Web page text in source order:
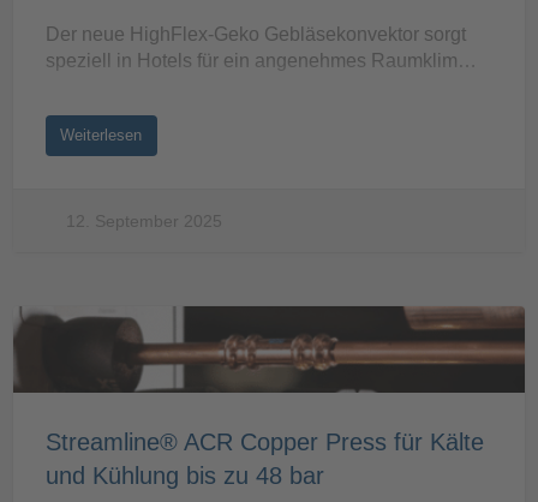
Der neue HighFlex-Geko Gebläsekonvektor sorgt
speziell in Hotels für ein angenehmes Raumklim…
Weiterlesen
12. September 2025
Streamline® ACR Copper Press für Kälte
und Kühlung bis zu 48 bar